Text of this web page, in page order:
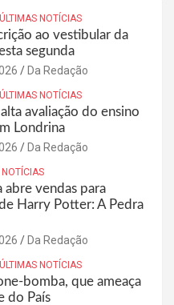
ÚLTIMAS NOTÍCIAS
ao vestibular da
segunda
Da Redação
ÚLTIMAS NOTÍCIAS
avaliação do ensino
Londrina
Da Redação
abre vendas para
Harry Potter: A Pedra
Da Redação
ÚLTIMAS NOTÍCIAS
bomba, que ameaça
do País